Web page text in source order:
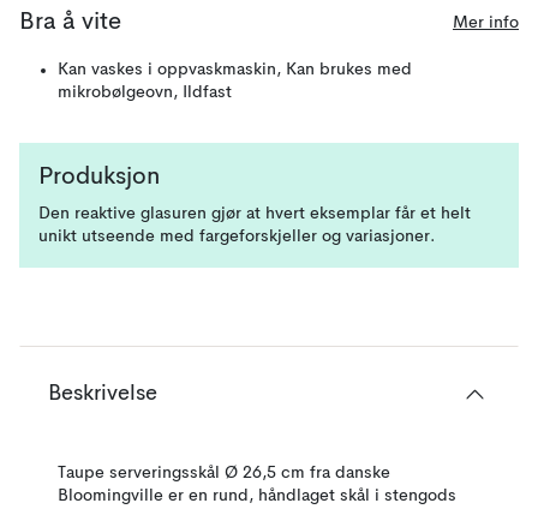
Bra å vite Mer info
Kan vaskes i oppvaskmaskin, Kan brukes med
mikrobølgeovn, Ildfast
Produksjon
Den reaktive glasuren gjør at hvert eksemplar får et helt
unikt utseende med fargeforskjeller og variasjoner.
Beskrivelse
Taupe serveringsskål Ø 26,5 cm fra danske
Bloomingville er en rund, håndlaget skål i stengods